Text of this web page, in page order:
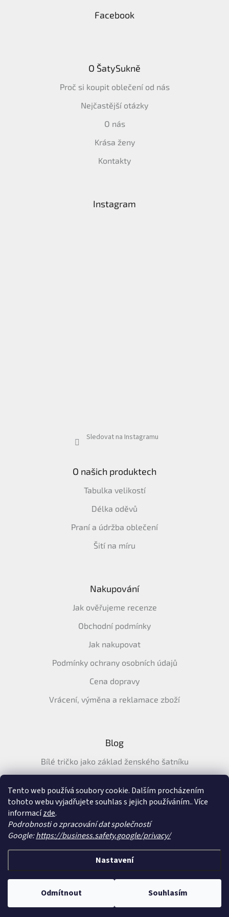
Tento web používá soubory cookie. Dalším procházením
tohoto webu vyjadřujete souhlas s jejich používáním.. Více
informacízde.
Podrobnosti o zpracování dat společností
Google:https://business.safety.google/privacy/
Nastavení
Odmítnout Souhlasím
Facebook
O ŠatySukně
Proč si koupit oblečení od nás
Nejčastější otázky
O nás
Krása ženy
Kontakty
Instagram
Sledovat na Instagramu
O našich produktech
Tabulka velikostí
Délka oděvů
Praní a údržba oblečení
Šití na míru
Nakupování
Jak ověřujeme recenze
Obchodní podmínky
Jak nakupovat
Podmínky ochrany osobních údajů
Cena dopravy
Vrácení, výměna a reklamace zboží
Blog
Bílé tričko jako základ ženského šatníku
tričko na léto
Průvodce letními šaty: pohodlné, vzdušné a ženské šaty na
Vytvořil Shoptet &
SatySukne.cz
Upravit nastavení